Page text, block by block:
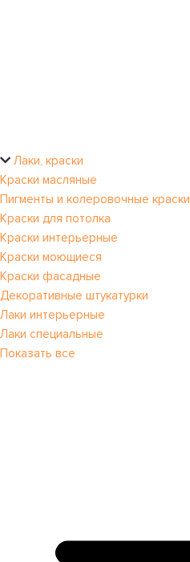
Лаки, краски
Краски масляные
Пигменты и колеровочные краски
Краски для потолка
Краски интерьерные
Краски моющиеся
Краски фасадные
Декоративные штукатурки
Лаки интерьерные
Лаки специальные
Показать все